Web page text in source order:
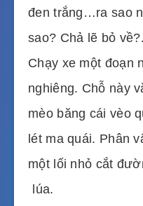
đen trắng…ra sao
sao? Chả lẽ bỏ
Chạy xe một đoạn
nghiêng. Chỗ này
mèo băng cái vèo
lét ma quái. Phân
một lối nhỏ cắt
 lúa.